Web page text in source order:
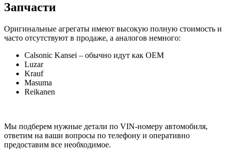
Запчасти
Оригинальные агрегаты имеют высокую полную стоимость и
часто отсутствуют в продаже, а аналогов немного:
Calsonic Kansei – обычно идут как OEM
Luzar
Krauf
Masuma
Reikanen
Мы подберем нужные детали по VIN-номеру автомобиля,
ответим на ваши вопросы по телефону и оперативно
предоставим все необходимое.